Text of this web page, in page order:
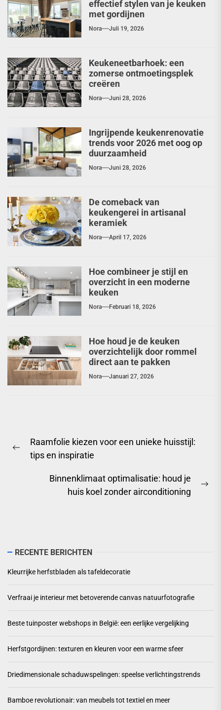
effectief stylen van je keuken
met gordijnen
Nora Juli 19, 2026
Keukeneetbarhoek: een
zomerse ontmoetingsplek
creëren
Nora Juni 28, 2026
Ingrijpende keukenrenovatie
trends voor 2026 met oog op
duurzaamheid
Nora Juni 28, 2026
De comeback van
keukengerei in artisanal
keramiek
Nora April 17, 2026
Hoe combineer je stijl en
overzicht in een moderne
keuken
Nora Februari 18, 2026
Hoe houd je de keuken
overzichtelijk door rommel
direct aan te pakken
Nora Januari 27, 2026
Previous
Raamfolie kiezen voor een unieke huisstijl:
tips en inspiratie
Binnenklimaat optimalisatie: houd je
huis koel zonder airconditioning
RECENTE BERICHTEN
Kleurrijke herfstbladen als tafeldecoratie
Verfraai je interieur met betoverende canvas natuurfotografie
Beste tuinposter webshops in België: een eerlijke vergelijking
Herfstgordijnen: texturen en kleuren voor een warme sfeer
Driedimensionale schaduwspelingen: speelse verlichtingstrends
Bamboe revolutionair: van meubels tot textiel en meer